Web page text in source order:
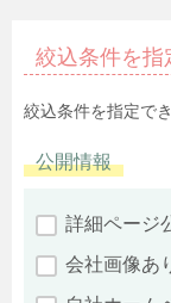
絞込条件を指
絞込条件を指定で
公開情報
詳細ページ
会社画像あ